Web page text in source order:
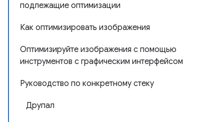
подлежащие оптимизации
Как оптимизировать изображения
Оптимизируйте изображения с помощью
инструментов с графическим интерфейсом
Руководство по конкретному стеку
Друпал